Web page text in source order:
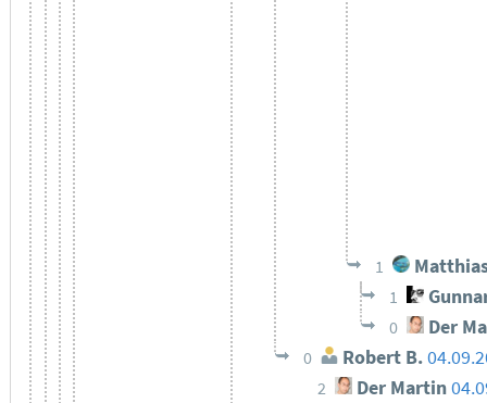
1
1
0 Der
0 Robert B.
2 Der Martin